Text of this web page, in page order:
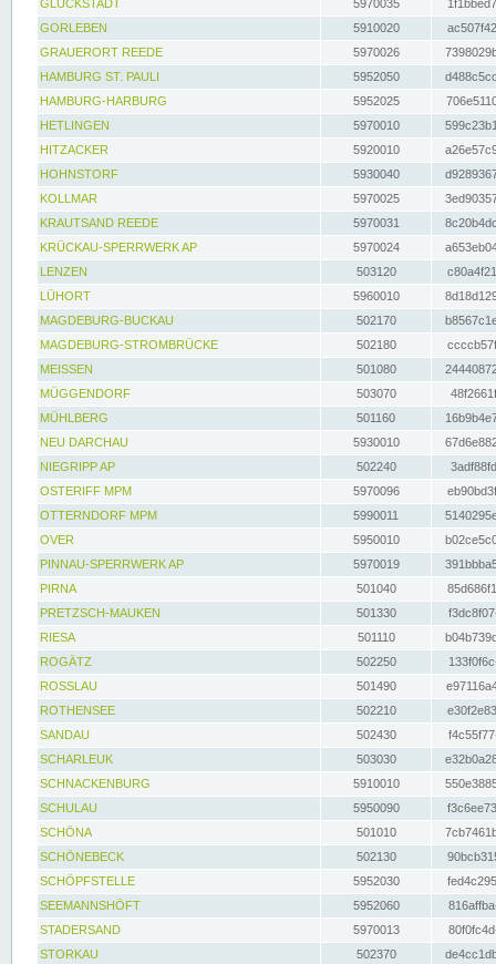
GLÜCKSTADT
5970035
GORLEBEN
5910020
GRAUERORT REEDE
5970026
HAMBURG ST. PAULI
5952050
HAMBURG-HARBURG
5952025
HETLINGEN
5970010
HITZACKER
5920010
HOHNSTORF
5930040
KOLLMAR
5970025
KRAUTSAND REEDE
5970031
KRÜCKAU-SPERRWERK AP
5970024
LENZEN
503120
LÜHORT
5960010
MAGDEBURG-BUCKAU
502170
MAGDEBURG-STROMBRÜCKE
502180
MEISSEN
501080
MÜGGENDORF
503070
MÜHLBERG
501160
NEU DARCHAU
5930010
NIEGRIPP AP
502240
OSTERIFF MPM
5970096
OTTERNDORF MPM
5990011
OVER
5950010
PINNAU-SPERRWERK AP
5970019
PIRNA
501040
PRETZSCH-MAUKEN
501330
RIESA
501110
ROGÄTZ
502250
ROSSLAU
501490
ROTHENSEE
502210
SANDAU
502430
SCHARLEUK
503030
SCHNACKENBURG
5910010
SCHULAU
5950090
SCHÖNA
501010
SCHÖNEBECK
502130
SCHÖPFSTELLE
5952030
SEEMANNSHÖFT
5952060
STADERSAND
5970013
STORKAU
502370